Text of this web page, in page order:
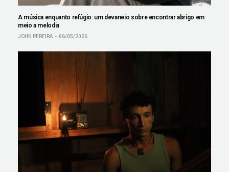
A música enquanto refúgio: um devaneio sobre encontrar abrigo em
meio a melodia
JOHN PEREIRA 06/05/2026